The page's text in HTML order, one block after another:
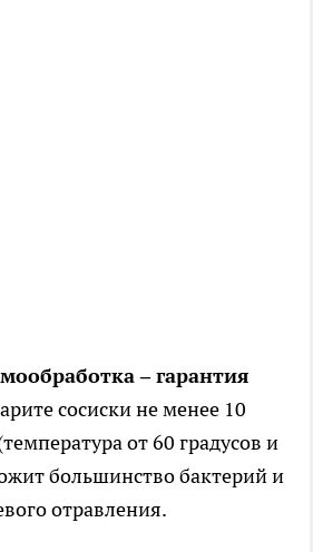
– гарантия
сосиски не менее 10
от 60 градусов и
большинство бактерий и
отравления.